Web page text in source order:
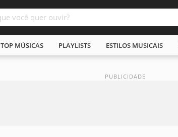
TOP MÚSICAS PLAYLISTS ESTILOS MUSICAIS